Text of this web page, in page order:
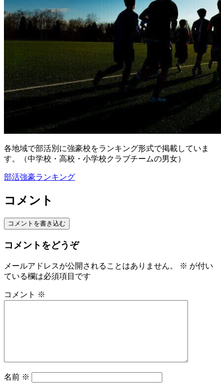
各地域で部活別に強豪校をランキング形式で掲載していま
す。（中学校・高校・小学校クラブチームの男女）
部活強豪ランキング
コメント
コメントを書き込む
コメントをどうぞ
メールアドレスが公開されることはありません。 ※ が付い
ている欄は必須項目です
コメント ※
名前 ※